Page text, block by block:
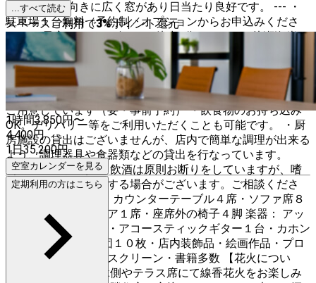
す。 ・ 東南向きに広く窓があり日当たり良好です。 --- ・
駐車場１台無料（予約制／オプションからお申込みくださ
い） ・最寄りのコンビニまで徒歩3分（ローソン片瀬海岸１
丁目店） ・最寄りのスーパーマーケットまで徒歩８分
（YAOFUKU) ・近隣コインパーキングあり ・最寄りのバス
停から徒歩0分 ・最寄り駅から徒歩5分 --- ・ 喫茶店の人気
メニューから、お飲み物やお食事のケータリングサービスを
ご用意しています（要・事前予約） ・飲食物のお持ち込み
OK。デリバリー等をご利用いただくことも可能です。 ・厨
房施設の貸出はございませんが、店内で簡単な調理が出来る
よう、調理器具や食器類などの貸出を行なっています。
（要・事前予約） ・飲酒は原則お断りをしていますが、嗜
む程度であれば可とする場合がございます。ご相談くださ
席・ロッキングチェア１席・座席外の椅子４脚 楽器： アッ
プライトピアノ１台・アコースティックギター１台・カホン
ジェクター＆自立式スクリーン・書籍多数 【花火につい
...すべて読む
スペースご利用で3%ポイント還元
1時間3,850円〜
4,400円
1日35,200円
空室カレンダーを見る
定期利用の方はこちら